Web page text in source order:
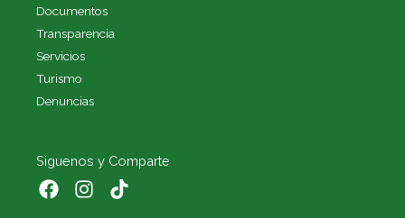
Documentos
Transparencia
Servicios
Turismo
Denuncias
Siguenos y Comparte